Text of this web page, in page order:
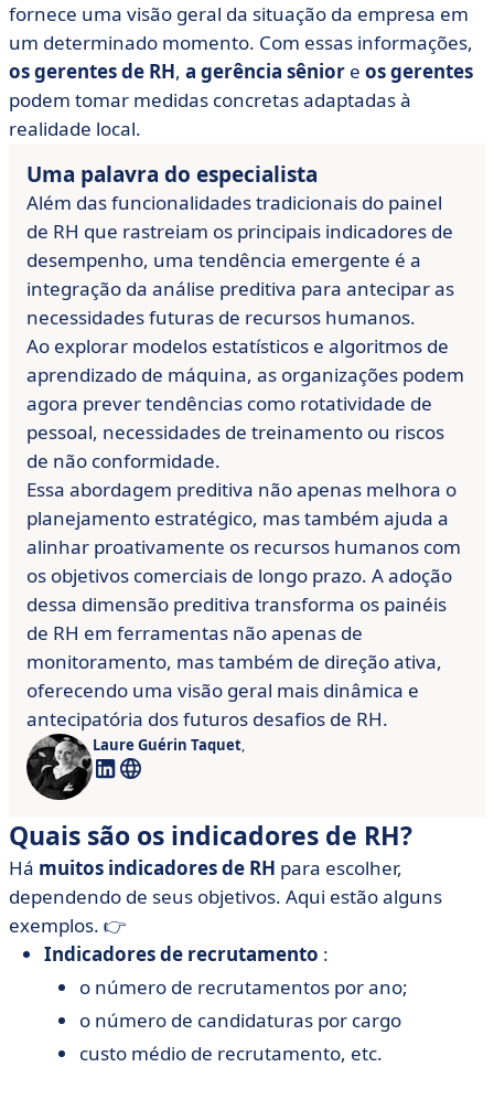
fornece uma visão geral da situação da empresa em
um determinado momento. Com essas informações,
os gerentes de RH, a gerência sênior e os gerentes
podem tomar medidas concretas adaptadas à
realidade local.
Uma palavra do especialista
Além das funcionalidades tradicionais do painel
de RH que rastreiam os principais indicadores de
desempenho, uma tendência emergente é a
integração da análise preditiva para antecipar as
necessidades futuras de recursos humanos.
Ao explorar modelos estatísticos e algoritmos de
aprendizado de máquina, as organizações podem
agora prever tendências como rotatividade de
pessoal, necessidades de treinamento ou riscos
de não conformidade.
Essa abordagem preditiva não apenas melhora o
planejamento estratégico, mas também ajuda a
alinhar proativamente os recursos humanos com
os objetivos comerciais de longo prazo. A adoção
dessa dimensão preditiva transforma os painéis
de RH em ferramentas não apenas de
monitoramento, mas também de direção ativa,
oferecendo uma visão geral mais dinâmica e
antecipatória dos futuros desafios de RH.
Laure Guérin Taquet,
Quais são os indicadores de RH?
Há muitos indicadores de RH para escolher,
dependendo de seus objetivos. Aqui estão alguns
exemplos. 👉
Indicadores de recrutamento :
o número de recrutamentos por ano;
o número de candidaturas por cargo
custo médio de recrutamento, etc.